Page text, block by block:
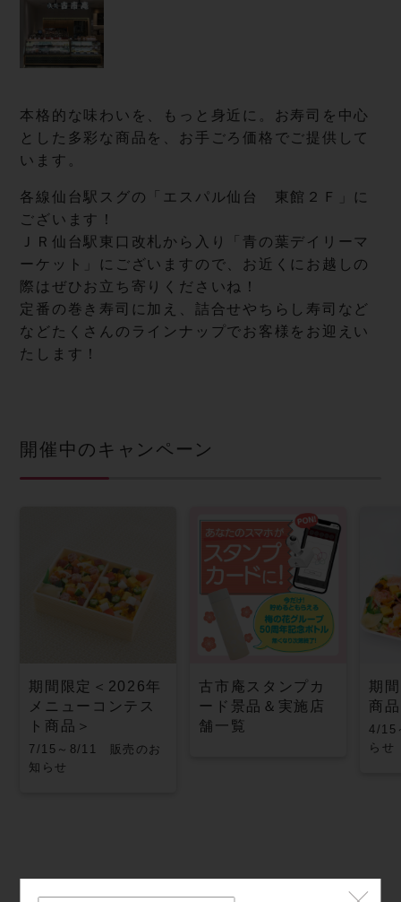
本格的な味わいを、もっと身近に。お寿司を中心
とした多彩な商品を、お手ごろ価格でご提供して
います。
各線仙台駅スグの「エスパル仙台 東館２Ｆ」に
ございます！
ＪＲ仙台駅東口改札から入り「青の葉デイリーマ
ーケット」にございますので、お近くにお越しの
際はぜひお立ち寄りくださいね！
定番の巻き寿司に加え、詰合せやちらし寿司など
などたくさんのラインナップでお客様をお迎えい
たします！
開催中のキャンペーン
期間限定＜2026年
メニューコンテス
ト商品＞
7/15～8/11 販売のお
知らせ
古市庵スタンプカ
ード景品＆実施店
舗一覧
期
商
4/15
らせ